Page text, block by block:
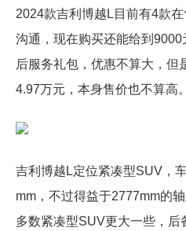
2024款吉利博越L目前有4款
沟通，现在购买还能给到
后服务礼包，优惠不算大，但
4.97万元，本身售价也不算高。
吉利博越L定位紧凑型SUV，
mm，不过得益于2777mm的
多数紧凑型SUV更大一些，